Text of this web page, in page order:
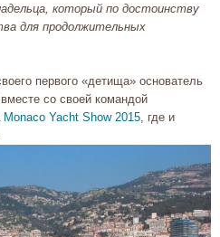
который по достоинству
для продолжительных
первого «детища» основатель
со своей командой
Monaco Yacht Show 2015 , где и